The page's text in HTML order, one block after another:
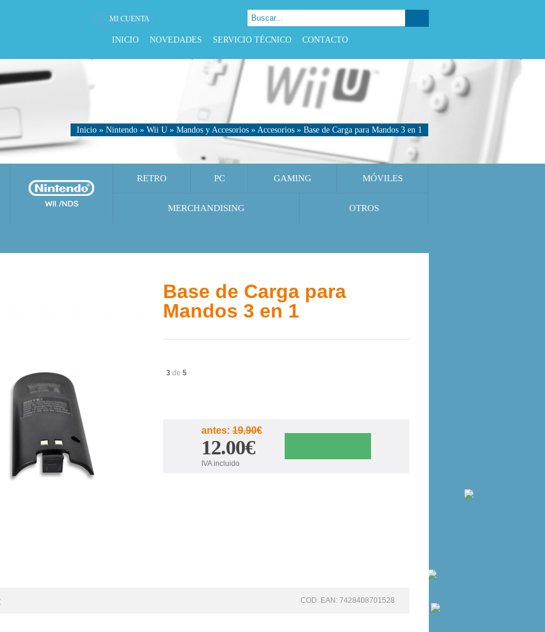
MI CUENTA
INICIO NOVEDADES SERVICIO TÉCNICO CONTACTO
Inicio » Nintendo » Wii U » Mandos y Accesorios » Accesorios » Base de Carga para Mandos 3 en 1
RETRO PC GAMING MÓVILES
MERCHANDISING OTROS
Base de Carga para
Mandos 3 en 1
3de 5
antes:19,90€
12.00€
IVA incluido
COD. EAN: 7428408701528